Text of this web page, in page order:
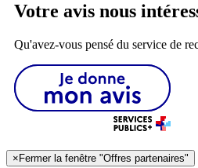
Votre avis nous
Qu'avez-vous pensé du service de
× Fermer la fenêtre "Offres partenaires"